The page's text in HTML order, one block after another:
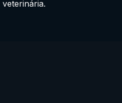
veterinária.